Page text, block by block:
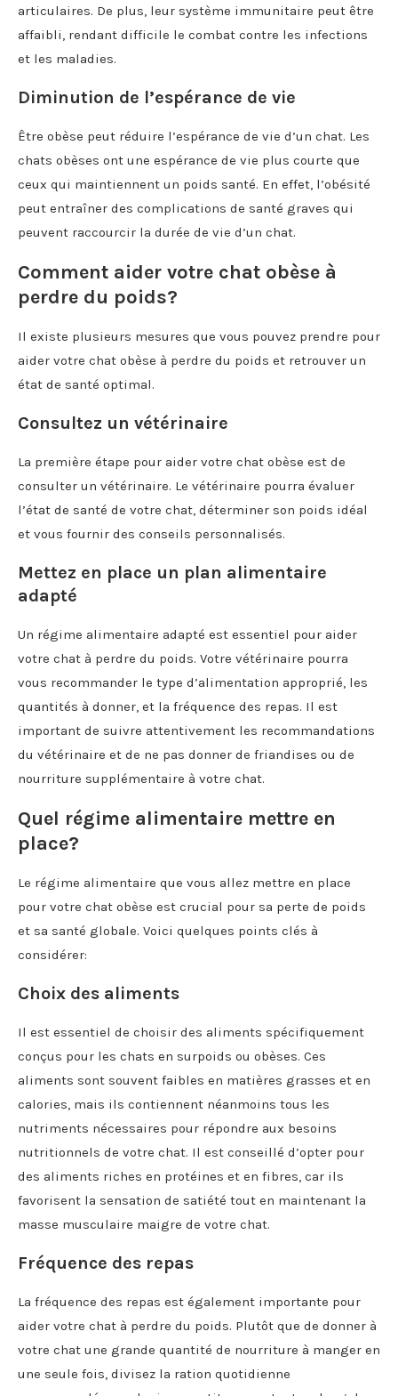
articulaires. De plus, leur système immunitaire peut être
affaibli, rendant difficile le combat contre les infections
et les maladies.
Diminution de l’espérance de vie
Être obèse peut réduire l’espérance de vie d’un chat. Les
chats obèses ont une espérance de vie plus courte que
ceux qui maintiennent un poids santé. En effet, l’obésité
peut entraîner des complications de santé graves qui
peuvent raccourcir la durée de vie d’un chat.
Comment aider votre chat obèse à
perdre du poids?
Il existe plusieurs mesures que vous pouvez prendre pour
aider votre chat obèse à perdre du poids et retrouver un
état de santé optimal.
Consultez un vétérinaire
La première étape pour aider votre chat obèse est de
consulter un vétérinaire. Le vétérinaire pourra évaluer
l’état de santé de votre chat, déterminer son poids idéal
et vous fournir des conseils personnalisés.
Mettez en place un plan alimentaire
adapté
Un régime alimentaire adapté est essentiel pour aider
votre chat à perdre du poids. Votre vétérinaire pourra
vous recommander le type d’alimentation approprié, les
quantités à donner, et la fréquence des repas. Il est
important de suivre attentivement les recommandations
du vétérinaire et de ne pas donner de friandises ou de
nourriture supplémentaire à votre chat.
Quel régime alimentaire mettre en
place?
Le régime alimentaire que vous allez mettre en place
pour votre chat obèse est crucial pour sa perte de poids
et sa santé globale. Voici quelques points clés à
considérer:
Choix des aliments
Il est essentiel de choisir des aliments spécifiquement
conçus pour les chats en surpoids ou obèses. Ces
aliments sont souvent faibles en matières grasses et en
calories, mais ils contiennent néanmoins tous les
nutriments nécessaires pour répondre aux besoins
nutritionnels de votre chat. Il est conseillé d’opter pour
des aliments riches en protéines et en fibres, car ils
favorisent la sensation de satiété tout en maintenant la
masse musculaire maigre de votre chat.
Fréquence des repas
La fréquence des repas est également importante pour
aider votre chat à perdre du poids. Plutôt que de donner à
votre chat une grande quantité de nourriture à manger en
une seule fois, divisez la ration quotidienne